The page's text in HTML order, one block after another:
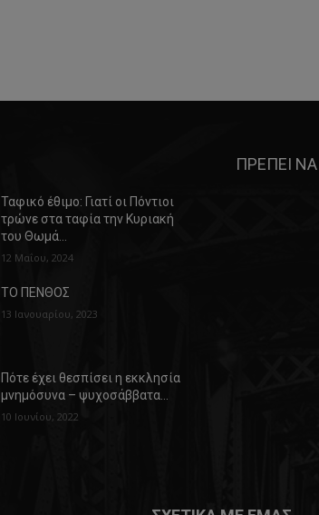
Ταφικό έθιμο: Γιατί οι Πόντιοι
τρώνε στα ταφία την Κυριακή
του Θωμά…
12 Μαΐου, 2024
ΤΟ ΠΕΝΘΟΣ
13 Ιανουαρίου, 2023
Πότε έχει θεσπίσει η εκκλησία
μνημόσυνα – ψυχοσάββατα…
10 Ιουνίου, 2022
ΠΡΕΠΕΙ